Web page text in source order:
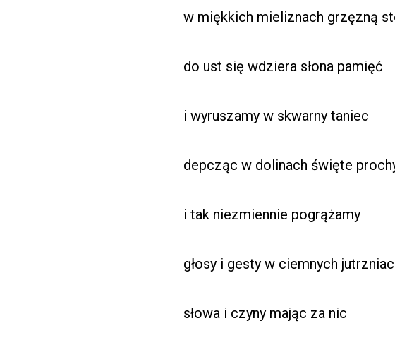
w miękkich mieliznach grzęzną
do ust się wdziera słona pamięć
i wyruszamy w skwarny taniec
depcząc w dolinach święte
i tak niezmiennie pogrążamy
głosy i gesty w ciemnych
słowa i czyny mając za nic